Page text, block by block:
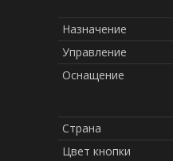
Назначение
Управление
Оснащение
Страна
Цвет кнопки